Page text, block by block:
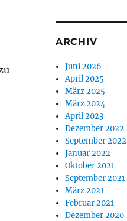
ARCHIV
Juni 2026
April 2025
März 2025
März 2024
April 2023
Dezember 2022
September 2022
Januar 2022
Oktober 2021
September 2021
März 2021
Februar 2021
Dezember 2020